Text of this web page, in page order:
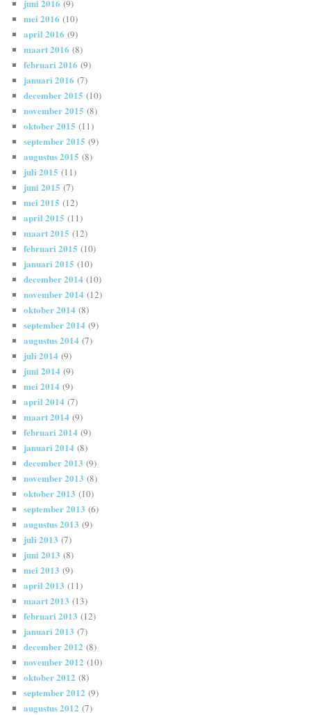
juni 2016 (9)
mei 2016 (10)
april 2016 (9)
maart 2016 (8)
februari 2016 (9)
januari 2016 (7)
december 2015 (10)
november 2015 (8)
oktober 2015 (11)
september 2015 (9)
augustus 2015 (8)
juli 2015 (11)
juni 2015 (7)
mei 2015 (12)
april 2015 (11)
maart 2015 (12)
februari 2015 (10)
januari 2015 (10)
december 2014 (10)
november 2014 (12)
oktober 2014 (8)
september 2014 (9)
augustus 2014 (7)
juli 2014 (9)
juni 2014 (9)
mei 2014 (9)
april 2014 (7)
maart 2014 (9)
februari 2014 (9)
januari 2014 (8)
december 2013 (9)
november 2013 (8)
oktober 2013 (10)
september 2013 (6)
augustus 2013 (9)
juli 2013 (7)
juni 2013 (8)
mei 2013 (9)
april 2013 (11)
maart 2013 (13)
februari 2013 (12)
januari 2013 (7)
december 2012 (8)
november 2012 (10)
oktober 2012 (8)
september 2012 (9)
augustus 2012 (7)